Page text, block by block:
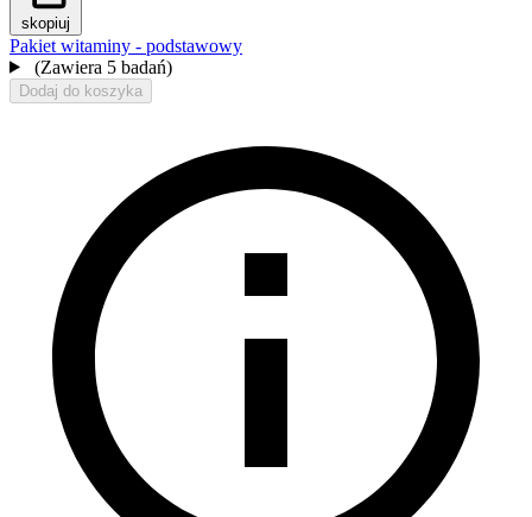
skopiuj
Pakiet witaminy - podstawowy
(Zawiera 5 badań)
Dodaj do koszyka